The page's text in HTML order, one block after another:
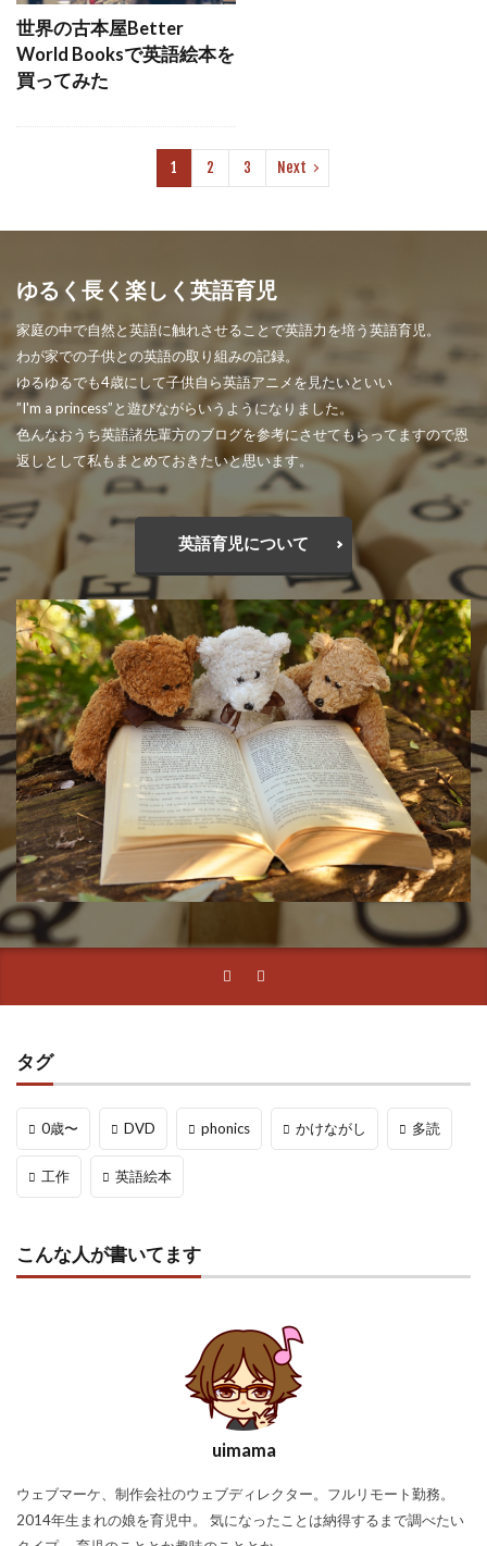
世界の古本屋Better
World Booksで英語絵本を
買ってみた
1 2 3 Next
ゆるく長く楽しく英語育児
家庭の中で自然と英語に触れさせることで英語力を培う英語育児。
わが家での子供との英語の取り組みの記録。
ゆるゆるでも4歳にして子供自ら英語アニメを見たいといい
”I'm a princess”と遊びながらいうようになりました。
色んなおうち英語諸先輩方のブログを参考にさせてもらってますので恩
返しとして私もまとめておきたいと思います。
英語育児について
タグ
0歳〜 DVD phonics かけながし 多読
工作 英語絵本
こんな人が書いてます
uimama
ウェブマーケ、制作会社のウェブディレクター。フルリモート勤務。
2014年生まれの娘を育児中。 気になったことは納得するまで調べたい